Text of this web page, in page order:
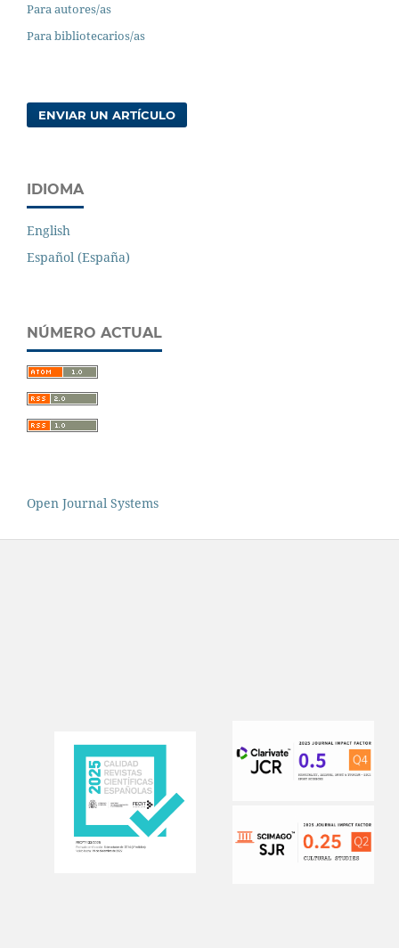
Para autores/as
Para bibliotecarios/as
ENVIAR UN ARTÍCULO
IDIOMA
English
Español (España)
NÚMERO ACTUAL
Open Journal Systems